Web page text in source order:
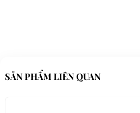
SẢN PHẨM LIÊN QUAN